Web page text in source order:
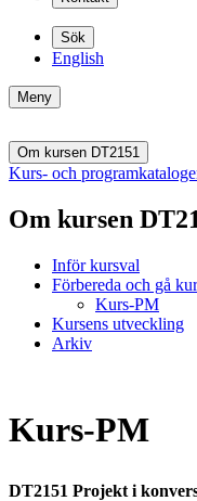
Sök
English
Meny
Om kursen DT2151
Kurs- och
Om kursen
Inför kursval
Förbereda och gå
Kurs-PM
Kursens utveckling
Arkiv
Kurs-PM
DT2151 Projekt i